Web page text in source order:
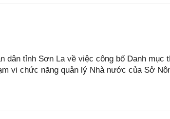
dân tỉnh Sơn La về việc công bố Danh mục
vi chức năng quản lý Nhà nước của Sở